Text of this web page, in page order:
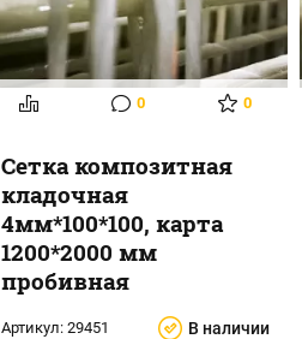
0 0
Сетка композитная
кладочная
4мм*100*100, карта
1200*2000 мм
пробивная
Артикул: 29451 В наличии